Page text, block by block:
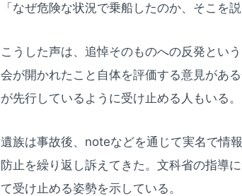
「なぜ危険な状況で乗船したのか、そこを
こうした声は、追悼そのものへの反発とい
会が開かれたこと自体を評価する意見があ
が先行しているように受け止める人もいる。
遺族は事故後、noteなどを通じて実名で情
防止を繰り返し訴えてきた。文科省の指導
て受け止める姿勢を示している。